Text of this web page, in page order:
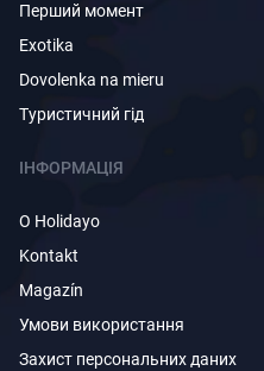
Перший момент
Exotika
Dovolenka na mieru
Туристичний гід
ІНФОРМАЦІЯ
O Holidayo
Kontakt
Magazín
Умови використання
Захист персональних даних